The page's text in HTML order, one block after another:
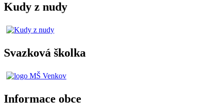
Kudy z nudy
Svazková školka
Informace obce